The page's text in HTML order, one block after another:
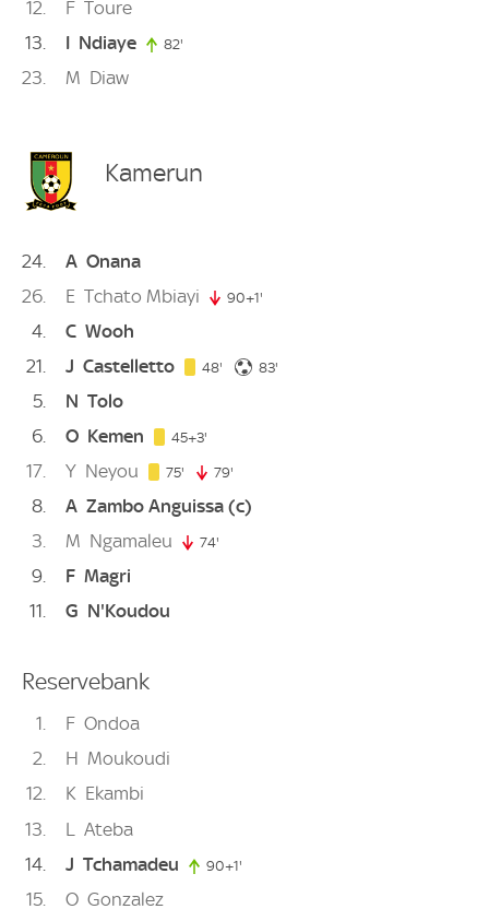
12 F Toure
13
I Ndiaye 82'
23 M Diaw
Kamerun
24 A Onana
26
E Tchato Mbiayi 90+1'
4 C Wooh
21
J Castelletto 48' 48. minute
83'
5 N Tolo
6
O Kemen 45+3'
17 Y Neyou 75' 75. minute
79'
8 A Zambo Anguissa (c)
3
M Ngamaleu 74'
9 F Magri
11
G N'Koudou
Reservebank
1 F Ondoa
2
H Moukoudi
12
K Ekambi
13
L
Ateba
14
J Tchamadeu 90+1'
15 O Gonzalez